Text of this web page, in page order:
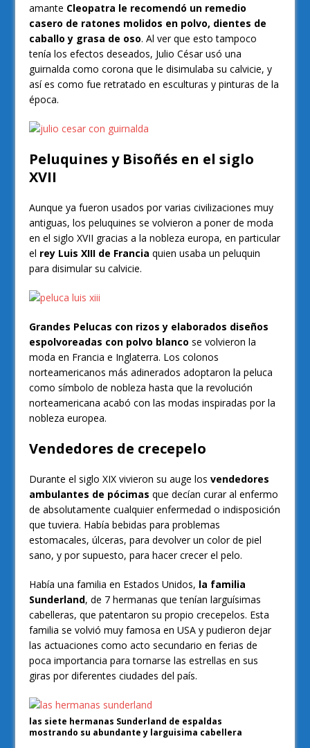
amante Cleopatra le recomendó un remedio
casero de ratones molidos en polvo, dientes de
caballo y grasa de oso. Al ver que esto tampoco
tenía los efectos deseados, Julio César usó una
guirnalda como corona que le disimulaba su calvicie, y
así es como fue retratado en esculturas y pinturas de la
época.
Peluquines y Bisoñés en el siglo
XVII
Aunque ya fueron usados por varias civilizaciones muy
antiguas, los peluquines se volvieron a poner de moda
en el siglo XVII gracias a la nobleza europa, en particular
el rey Luis XIII de Francia quien usaba un peluquin
para disimular su calvicie.
Grandes Pelucas con rizos y elaborados diseños
espolvoreadas con polvo blanco se volvieron la
moda en Francia e Inglaterra. Los colonos
norteamericanos más adinerados adoptaron la peluca
como símbolo de nobleza hasta que la revolución
norteamericana acabó con las modas inspiradas por la
nobleza europea.
Vendedores de crecepelo
Durante el siglo XIX vivieron su auge losvendedores
ambulantes de pócimas que decían curar al enfermo
de absolutamente cualquier enfermedad o indisposición
que tuviera. Había bebidas para problemas
estomacales, úlceras, para devolver un color de piel
sano, y por supuesto, para hacer crecer el pelo.
Había una familia en Estados Unidos, la familia
Sunderland, de 7 hermanas que tenían larguísimas
cabelleras, que patentaron su propio crecepelos. Esta
familia se volvió muy famosa en USA y pudieron dejar
las actuaciones como acto secundario en ferias de
poca importancia para tornarse las estrellas en sus
giras por diferentes ciudades del país.
las siete hermanas Sunderland de espaldas
mostrando su abundante y larguisima cabellera